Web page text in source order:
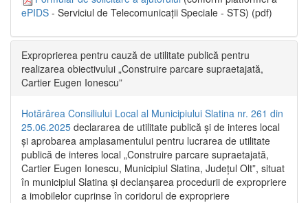
ePIDS - Serviciul de Telecomunicații Speciale - STS) (pdf)
Exproprierea pentru cauză de utilitate publică pentru
realizarea obiectivului „Construire parcare supraetajată,
Cartier Eugen Ionescu”
Hotărârea Consiliului Local al Municipiului Slatina nr. 261 din
25.06.2025 declararea de utilitate publică și de interes local
și aprobarea amplasamentului pentru lucrarea de utilitate
publică de interes local „Construire parcare supraetajată,
Cartier Eugen Ionescu, Municipiul Slatina, Județul Olt”, situat
în municipiul Slatina și declanșarea procedurii de expropriere
a imobilelor cuprinse în coridorul de expropriere